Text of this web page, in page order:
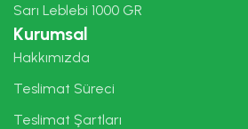
Sarı Leblebi 1000 GR
Kurumsal
Hakkımızda
Teslimat Süreci
Teslimat Şartları